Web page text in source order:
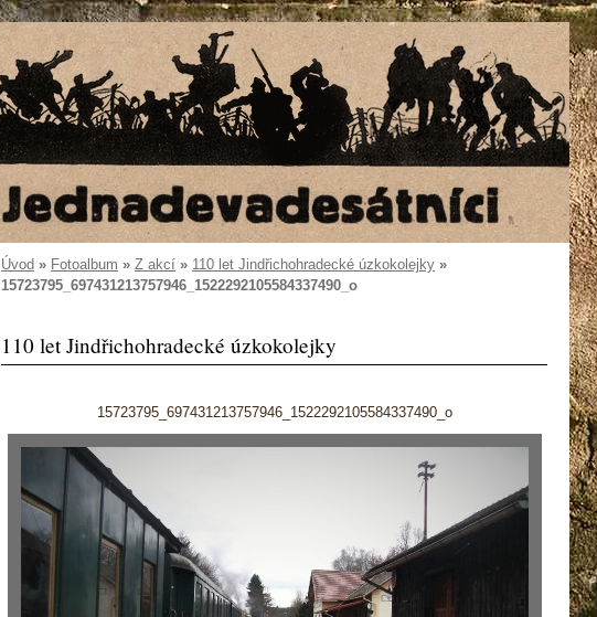
Úvod » Fotoalbum » Z akcí » 110 let Jindřichohradecké úzkokolejky »
15723795_697431213757946_1522292105584337490_o
110 let Jindřichohradecké úzkokolejky
15723795_697431213757946_1522292105584337490_o